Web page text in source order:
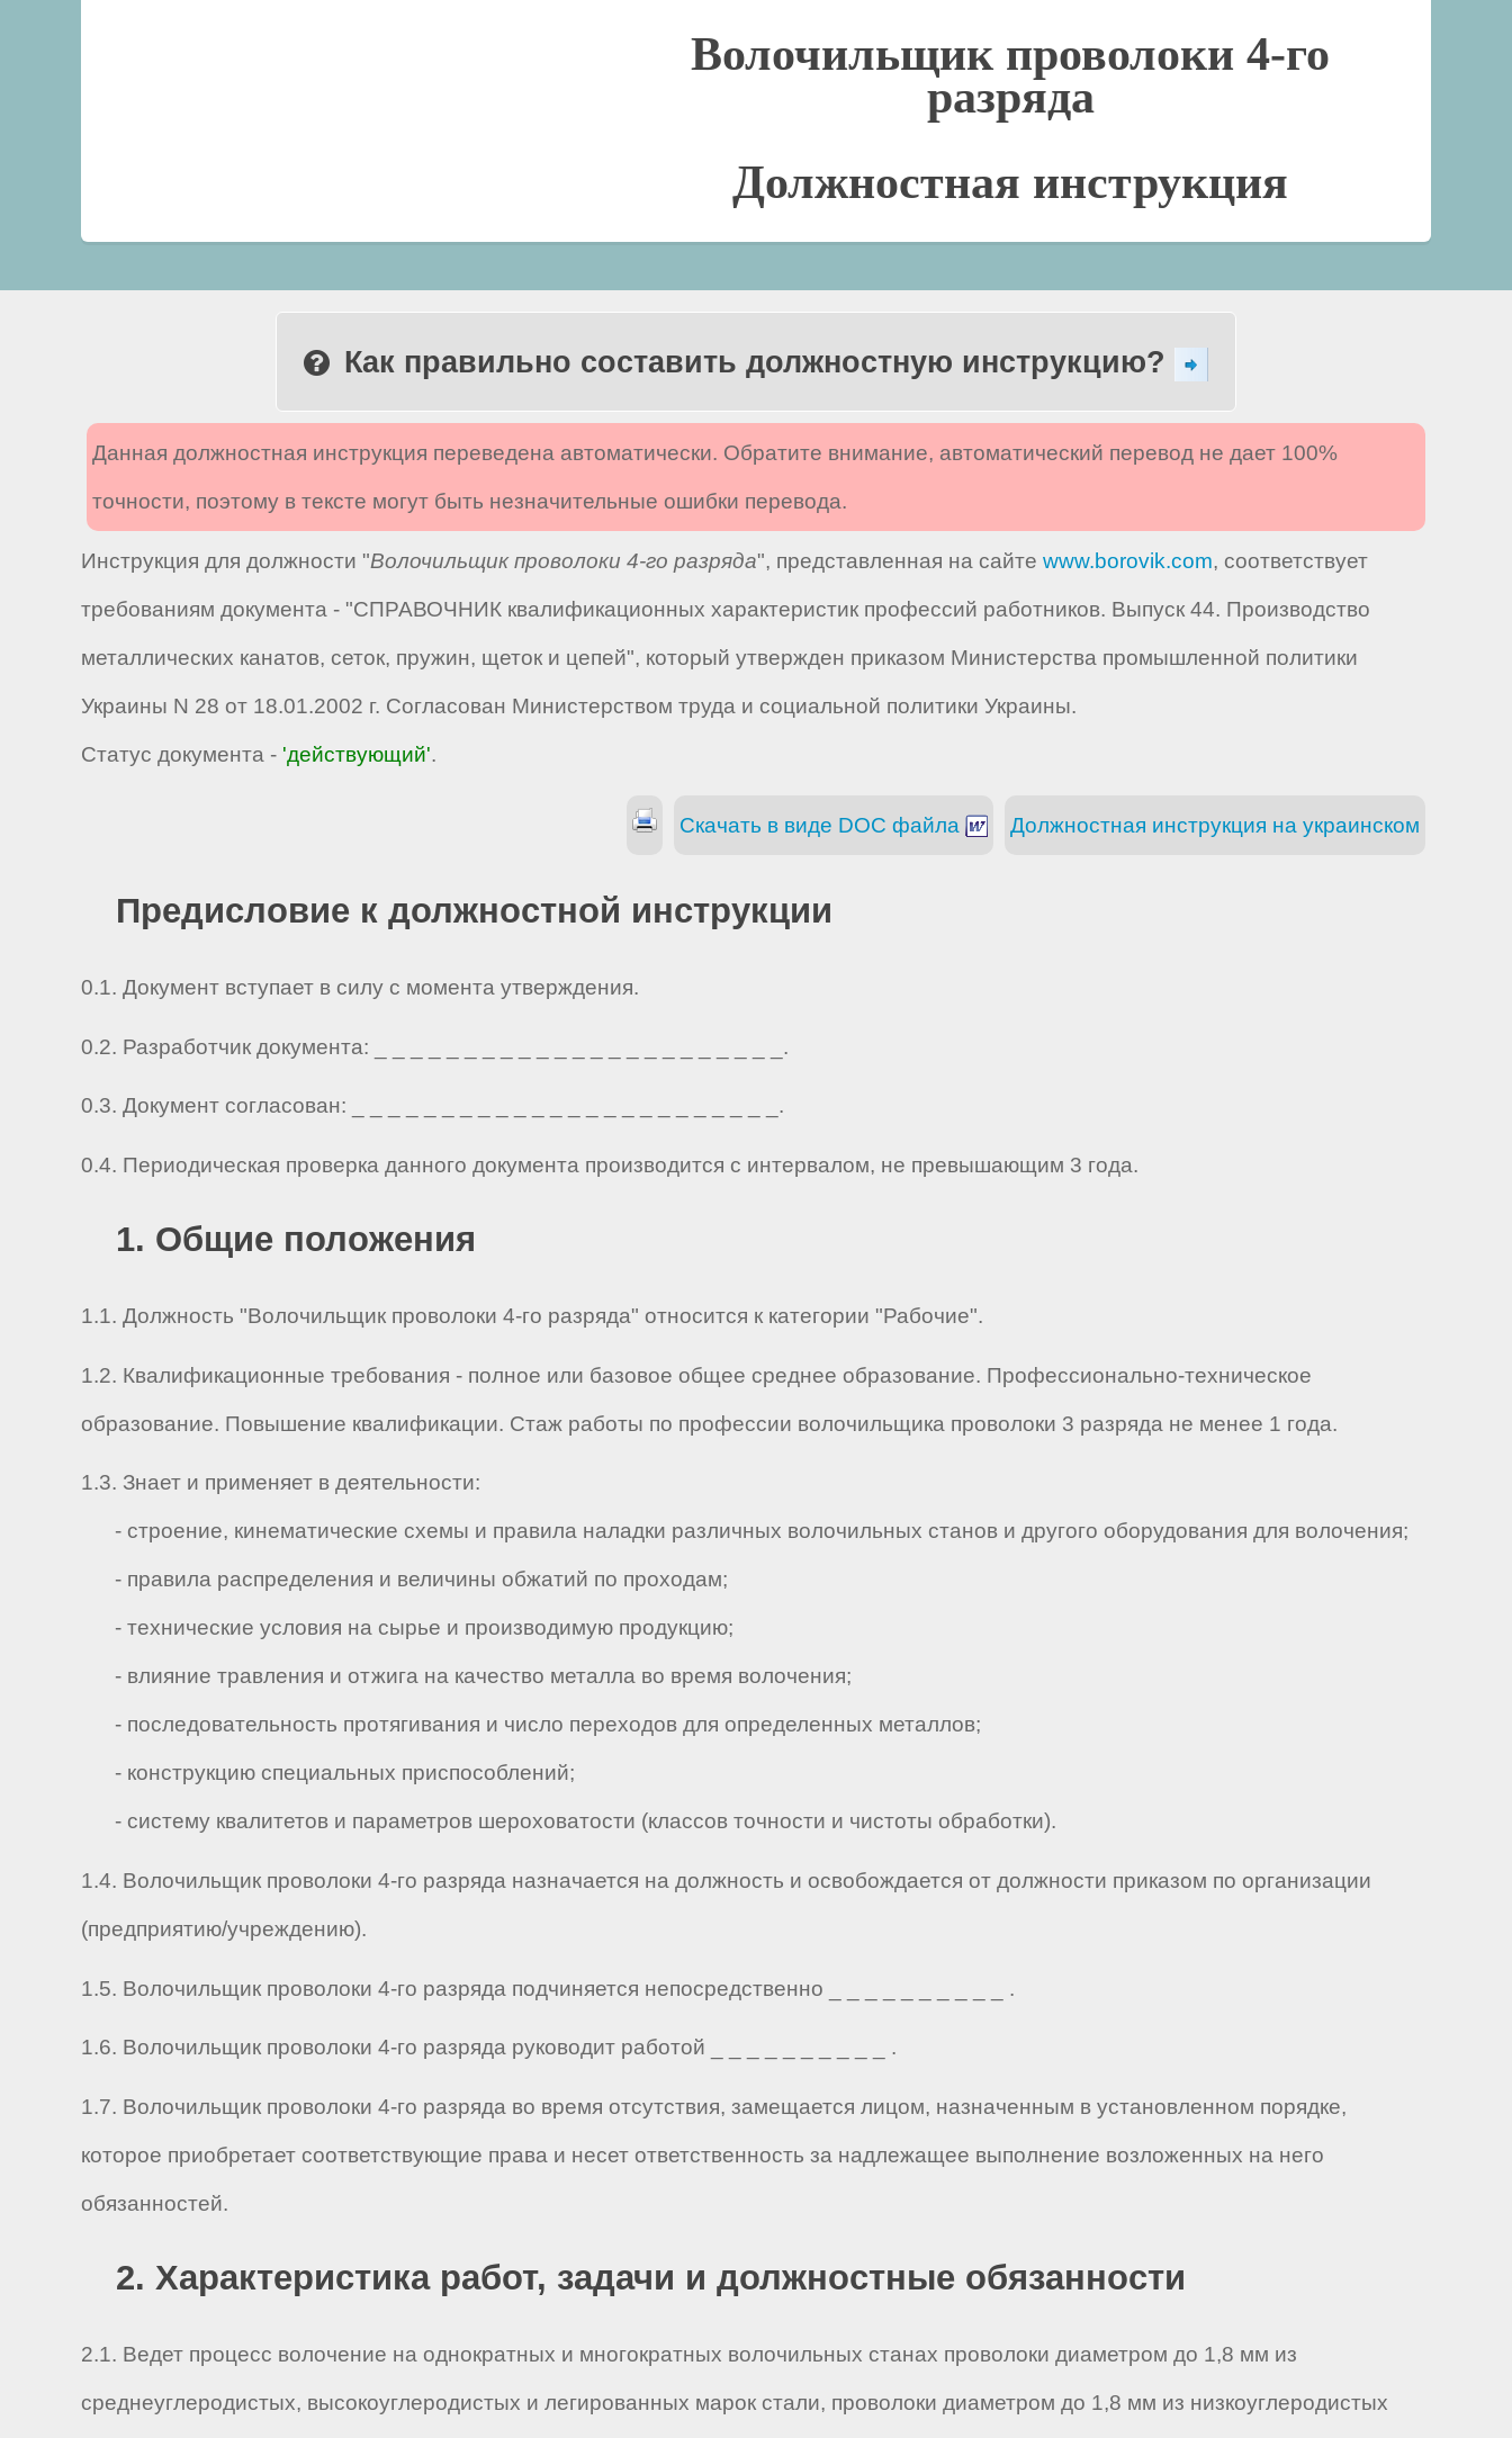
Волочильщик проволоки 4-го
разряда
Должностная инструкция
Как правильно составить должностную инструкцию?
Данная должностная инструкция переведена автоматически. Обратите внимание, автоматический перевод не дает 100%
точности, поэтому в тексте могут быть незначительные ошибки перевода.
Инструкция для должности "Волочильщик проволоки 4-го разряда", представленная на сайте www.borovik.com, соответствует
требованиям документа - "СПРАВОЧНИК квалификационных характеристик профессий работников. Выпуск 44. Производство
металлических канатов, сеток, пружин, щеток и цепей", который утвержден приказом Министерства промышленной политики
Украины N 28 от 18.01.2002 г. Согласован Министерством труда и социальной политики Украины.
Статус документа - 'действующий'.
Должностная инструкция на украинском
Скачать в виде DOC файла
Предисловие к должностной инструкции
0.1. Документ вступает в силу с момента утверждения.
0.2. Разработчик документа: _ _ _ _ _ _ _ _ _ _ _ _ _ _ _ _ _ _ _ _ _ _ _.
0.3. Документ согласован: _ _ _ _ _ _ _ _ _ _ _ _ _ _ _ _ _ _ _ _ _ _ _ _.
0.4. Периодическая проверка данного документа производится с интервалом, не превышающим 3 года.
1. Общие положения
1.1. Должность "Волочильщик проволоки 4-го разряда" относится к категории "Рабочие".
1.2. Квалификационные требования - полное или базовое общее среднее образование. Профессионально-техническое
образование. Повышение квалификации. Стаж работы по профессии волочильщика проволоки 3 разряда не менее 1 года.
1.3. Знает и применяет в деятельности:
- строение, кинематические схемы и правила наладки различных волочильных станов и другого оборудования для волочения;
- правила распределения и величины обжатий по проходам;
- технические условия на сырье и производимую продукцию;
- влияние травления и отжига на качество металла во время волочения;
- последовательность протягивания и число переходов для определенных металлов;
- конструкцию специальных приспособлений;
- систему квалитетов и параметров шероховатости (классов точности и чистоты обработки).
1.4. Волочильщик проволоки 4-го разряда назначается на должность и освобождается от должности приказом по организации
(предприятию/учреждению).
1.5. Волочильщик проволоки 4-го разряда подчиняется непосредственно _ _ _ _ _ _ _ _ _ _ .
1.6. Волочильщик проволоки 4-го разряда руководит работой _ _ _ _ _ _ _ _ _ _ .
1.7. Волочильщик проволоки 4-го разряда во время отсутствия, замещается лицом, назначенным в установленном порядке,
которое приобретает соответствующие права и несет ответственность за надлежащее выполнение возложенных на него
обязанностей.
2. Характеристика работ, задачи и должностные обязанности
2.1. Ведет процесс волочение на однократных и многократных волочильных станах проволоки диаметром до 1,8 мм из
среднеуглеродистых, высокоуглеродистых и легированных марок стали, проволоки диаметром до 1,8 мм из низкоуглеродистых